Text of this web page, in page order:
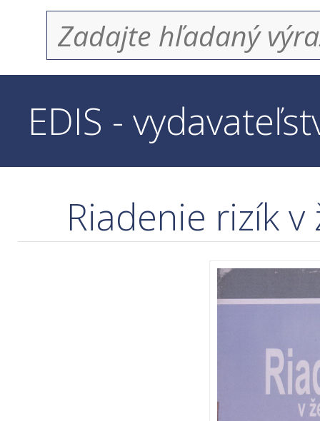
EDIS -
Riadenie rizík